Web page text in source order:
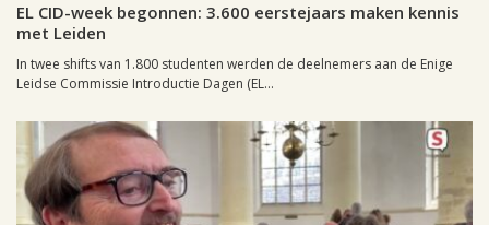
EL CID-week begonnen: 3.600 eerstejaars maken kennis
met Leiden
In twee shifts van 1.800 studenten werden de deelnemers aan de Enige
Leidse Commissie Introductie Dagen (EL...